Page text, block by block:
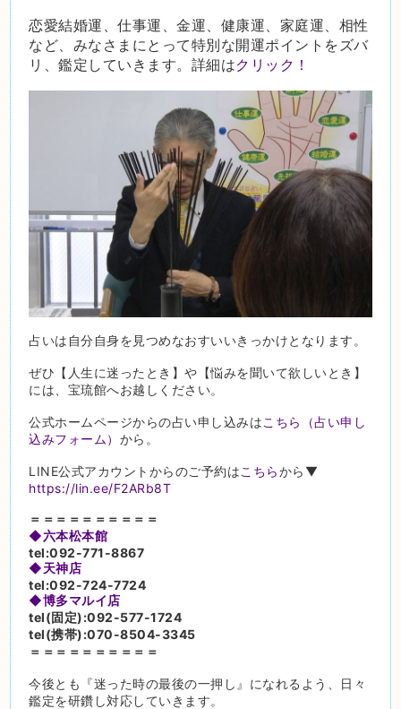
恋愛結婚運、仕事運、金運、健康運、家庭運、相性
など、みなさまにとって特別な開運ポイントをズバ
リ、鑑定していきます。詳細はクリック！
占いは自分自身を見つめなおすいいきっかけとなります。
ぜひ【人生に迷ったとき】や【悩みを聞いて欲しいとき】
には、宝琉館へお越しください。
公式ホームページからの占い申し込みはこちら（占い申し
込みフォーム） から。
LINE公式アカウントからのご予約はこちらから▼
https://lin.ee/F2ARb8T
＝＝＝＝＝＝＝＝＝＝
◆六本松本館
tel:092-771-8867
◆天神店
tel:092-724-7724
◆博多マルイ店
tel(固定):092-577-1724
tel(携帯):070-8504-3345
＝＝＝＝＝＝＝＝＝＝
今後とも『迷った時の最後の一押し』になれるよう、日々
鑑定を研鑽し対応していきます。